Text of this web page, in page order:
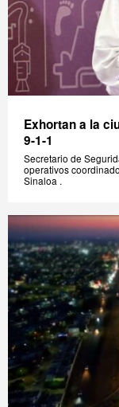
Exhortan a la
9-1-1
Secretario de
operativos
Sinaloa .